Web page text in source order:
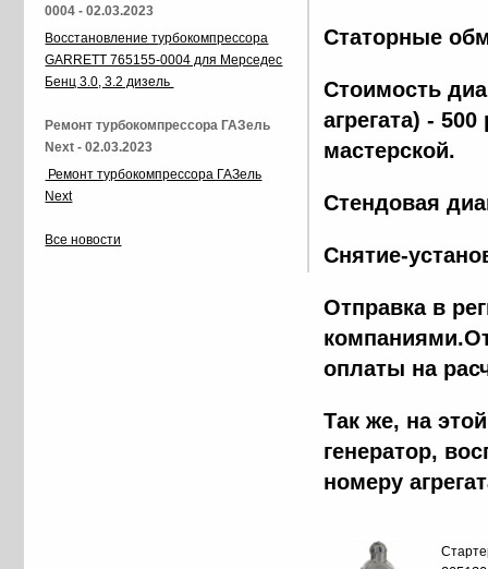
Статорные
Стоимость
агрегата) -
мастерской.
Стендовая
Снятие-
Отправка в
оплаты на
Так же, на
генератор,
номеру
0004 - 02.03.2023
Восстановление турбокомпрессора
GARRETT 765155-0004 для Мерседес
Бенц 3.0, 3.2 дизель
Ремонт турбокомпрессора ГАЗель
Next - 02.03.2023
Ремонт турбокомпрессора ГАЗель
Next
Все новости